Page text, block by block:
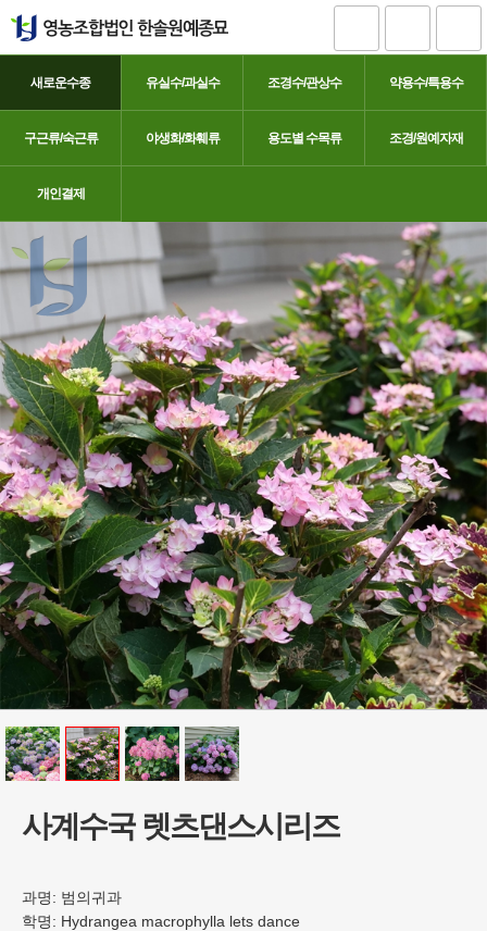
새로운수종 유실수/과실수 조경수/관상수 약용수/특용수
구근류/숙근류 야생화/화훼류 용도별 수목류 조경/원예자재
개인결제
사계수국 렛츠댄스시리즈
과명: 범의귀과
학명: Hydrangea macrophylla lets dance